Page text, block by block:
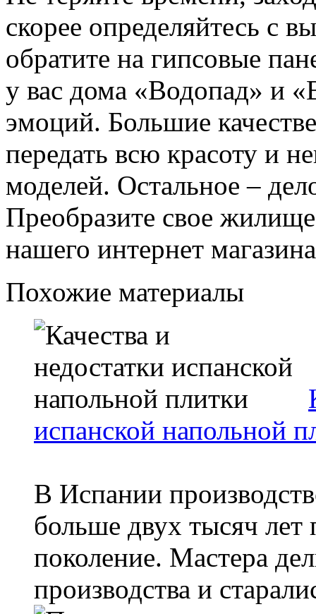
скорее определяйтесь с
обратите на гипсовые
у вас дома «Водопад» и
эмоций. Большие
передать всю красоту и
моделей. Остальное –
Преобразите свое
нашего интернет
Похожие материалы
испанской напольной
В Испании
больше двух тысяч лет
поколение. Мастера
производства и